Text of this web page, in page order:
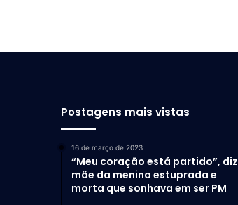
Postagens mais vistas
16 de março de 2023
“Meu coração está partido”, diz
mãe da menina estuprada e
morta que sonhava em ser PM